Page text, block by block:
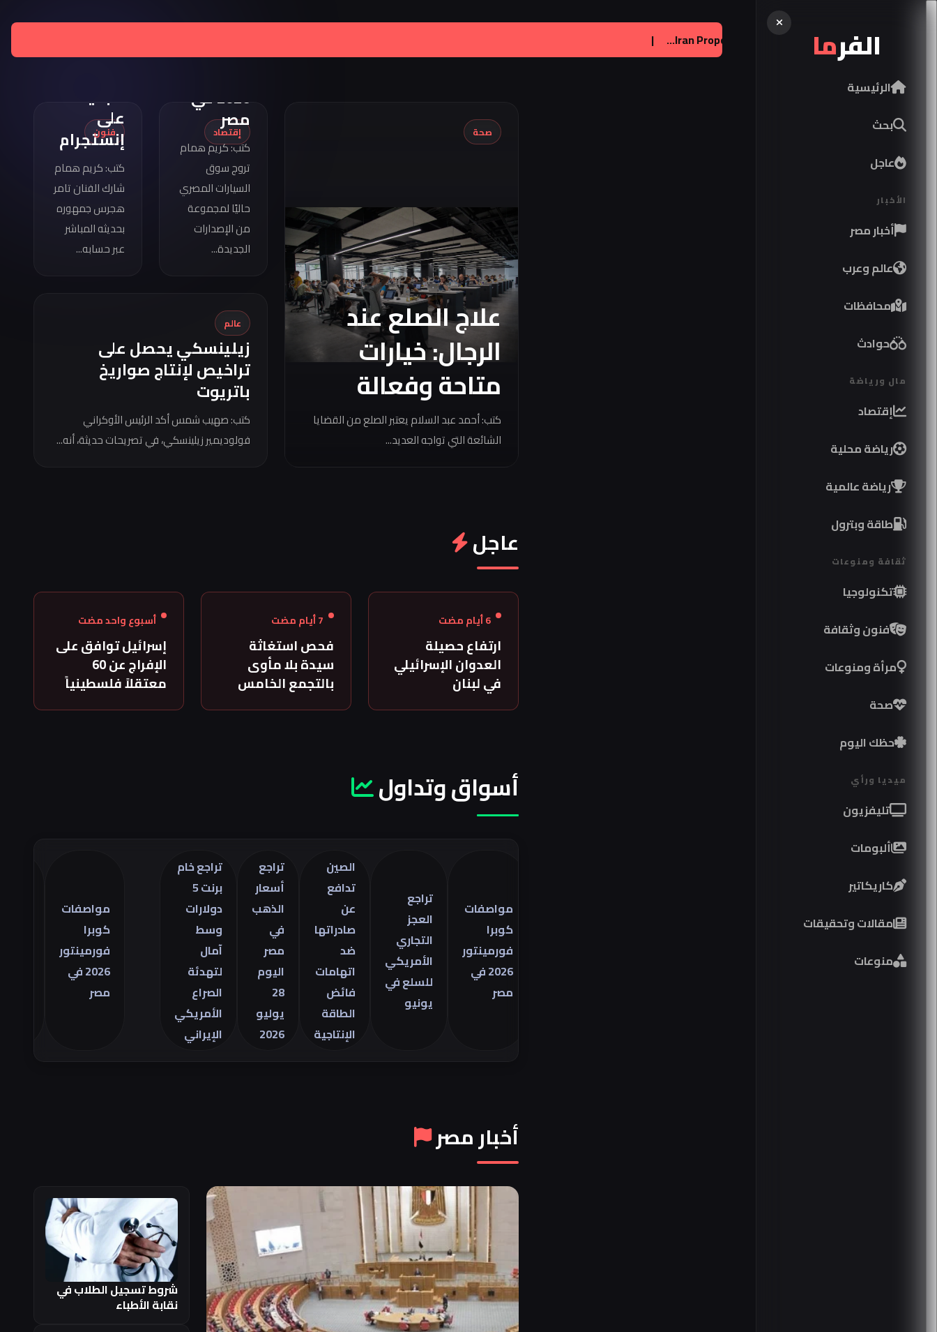
الفرما
الرئيسية
بحث
عاجل
الأخبار
أخبار مصر
عالم وعرب
محافظات
حوادث
مال ورياضة
إقتصاد
رياضة محلية
رياضة عالمية
طاقة وبترول
ثقافة ومنوعات
تكنولوجيا
فنون وثقافة
مرأة ومنوعات
صحة
حظك اليوم
ميديا ورأي
تليفزيون
ألبومات
كاريكاتير
مقالات وتحقيقات
منوعات
على تراخيص لإنتاج صواريخ باتريوت | عالم:Iran Proposes Oman to Manage Part of Strait...
صحة
علاج الصلع عند
الرجال: خيارات
متاحة وفعالة
كتب: أحمد عبد السلام يعتبر الصلع من القضايا
الشائعة التي تواجه العديد...
إقتصاد
كوبرا
2026 في
مصر
كتب: كريم همام
تروج سوق
السيارات المصري
حاليًا لمجموعة
من الإصدارات
الجديدة...
فنون
هجرس
يشارك
الجديدة
على
إنستجرام
كتب: كريم همام
شارك الفنان تامر
هجرس جمهوره
بحديثه المباشر
عبر حسابه...
عالم
زيلينسكي يحصل على
تراخيص لإنتاج صواريخ
باتريوت
كتب: صهيب شمس أكد الرئيس الأوكراني
فولوديمير زيلينسكي، في تصريحات حديثة، أنه...
عاجل
6 أيام مضت
ارتفاع حصيلة
العدوان الإسرائيلي
في لبنان
7 أيام مضت
فحص استغاثة
سيدة بلا مأوى
بالتجمع الخامس
أسبوع واحد مضت
إسرائيل توافق على
الإفراج عن 60
معتقلاً فلسطينياً
أسواق وتداول
مواصفات
فورمينتور
2026 في
التجاري
الأمريكي
للسلع في
صادراتها
اتهامات
فائض
الطاقة
الإنتاجية
الذهب
2026
تراجع خام
دولارات
لتهدئة
الأمريكي
الإيراني
مواصفات
فورمينتور
2026 في
الأمريكي
أخبار مصر
شروط تسجيل الطلاب في
نقابة الأطباء